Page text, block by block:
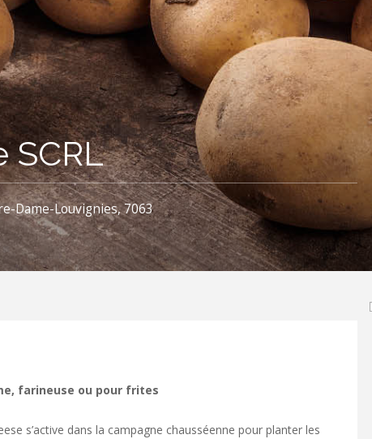
SCRL
Dame-Louvignies, 7063
farineuse ou pour frites
s’active dans la campagne chausséenne pour planter les